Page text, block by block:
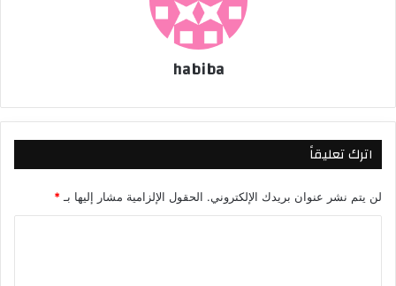
habiba
اترك تعليقاً
لن يتم نشر عنوان بريدك الإلكتروني. الحقول الإلزامية مشار إليها بـ*